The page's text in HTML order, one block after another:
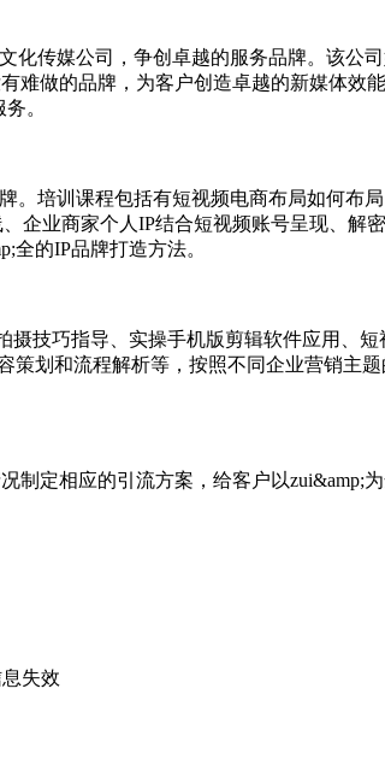
传媒公司，争创卓越的服务品牌。该公
难做的品牌，为客户创造卓越的新媒体效
。
培训课程包括有短视频电商布局如何布局
企业商家个人IP结合短视频账号呈现、解
全的IP品牌打造方法。
技巧指导、实操手机版剪辑软件应用、短
划和流程解析等，按照不同企业营销主
定相应的引流方案，给客户以zui&amp;
失效